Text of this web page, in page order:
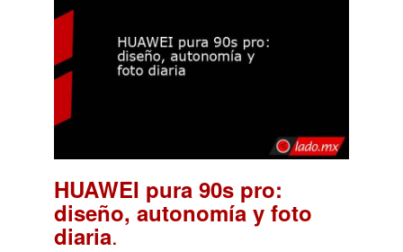
HUAWEI pura 90s pro:
diseño, autonomía y foto
diaria.